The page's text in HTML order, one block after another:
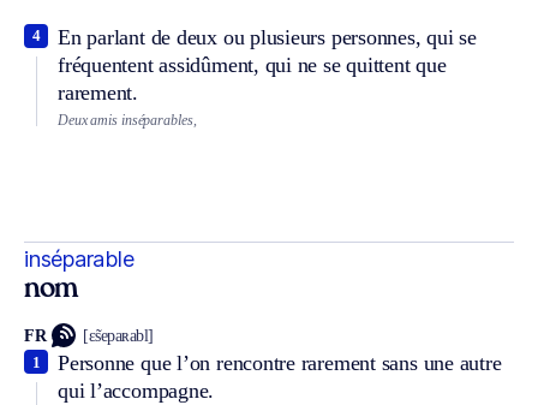
En parlant de deux ou plusieurs personnes, qui se
fréquentent assidûment, qui ne se quittent que
rarement.
4
Deux amis inséparables,
inséparable
nom
FR [ɛ̃sepaʀabl]
Personne que l’on rencontre rarement sans une autre
qui l’accompagne.
1